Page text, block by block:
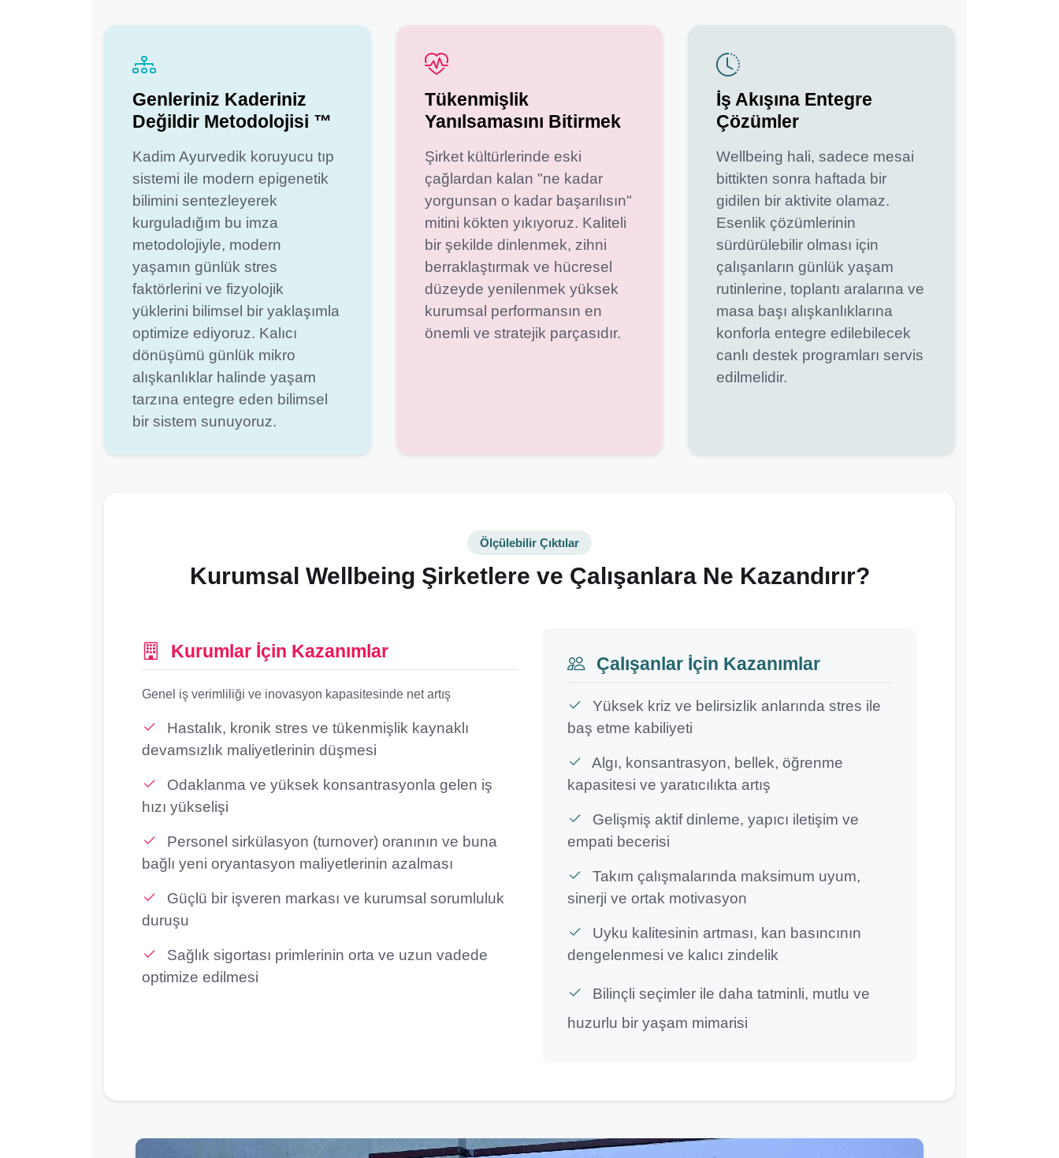
Genleriniz Kaderiniz
Değildir Metodolojisi ™
Kadim Ayurvedik koruyucu tıp
sistemi ile modern epigenetik
bilimini sentezleyerek
kurguladığım bu imza
metodolojiyle, modern
yaşamın günlük stres
faktörlerini ve fizyolojik
yüklerini bilimsel bir yaklaşımla
optimize ediyoruz. Kalıcı
dönüşümü günlük mikro
alışkanlıklar halinde yaşam
tarzına entegre eden bilimsel
bir sistem sunuyoruz.
Tükenmişlik
Yanılsamasını Bitirmek
Şirket kültürlerinde eski
çağlardan kalan "ne kadar
yorgunsan o kadar başarılısın"
mitini kökten yıkıyoruz. Kaliteli
bir şekilde dinlenmek, zihni
berraklaştırmak ve hücresel
düzeyde yenilenmek yüksek
kurumsal performansın en
önemli ve stratejik parçasıdır.
İş Akışına Entegre
Çözümler
Wellbeing hali, sadece mesai
bittikten sonra haftada bir
gidilen bir aktivite olamaz.
Esenlik çözümlerinin
sürdürülebilir olması için
çalışanların günlük yaşam
rutinlerine, toplantı aralarına ve
masa başı alışkanlıklarına
konforla entegre edilebilecek
canlı destek programları servis
edilmelidir.
Ölçülebilir Çıktılar
Kurumsal Wellbeing Şirketlere ve Çalışanlara Ne Kazandırır?
Kurumlar İçin Kazanımlar
Genel iş verimliliği ve inovasyon kapasitesinde net artış
Hastalık, kronik stres ve tükenmişlik kaynaklı
devamsızlık maliyetlerinin düşmesi
Odaklanma ve yüksek konsantrasyonla gelen iş
hızı yükselişi
Personel sirkülasyon (turnover) oranının ve buna
bağlı yeni oryantasyon maliyetlerinin azalması
Güçlü bir işveren markası ve kurumsal sorumluluk
duruşu
Sağlık sigortası primlerinin orta ve uzun vadede
optimize edilmesi
Çalışanlar İçin Kazanımlar
Yüksek kriz ve belirsizlik anlarında stres ile
baş etme kabiliyeti
Algı, konsantrasyon, bellek, öğrenme
kapasitesi ve yaratıcılıkta artış
Gelişmiş aktif dinleme, yapıcı iletişim ve
empati becerisi
Takım çalışmalarında maksimum uyum,
sinerji ve ortak motivasyon
Uyku kalitesinin artması, kan basıncının
dengelenmesi ve kalıcı zindelik
Bilinçli seçimler ile daha tatminli, mutlu ve
huzurlu bir yaşam mimarisi